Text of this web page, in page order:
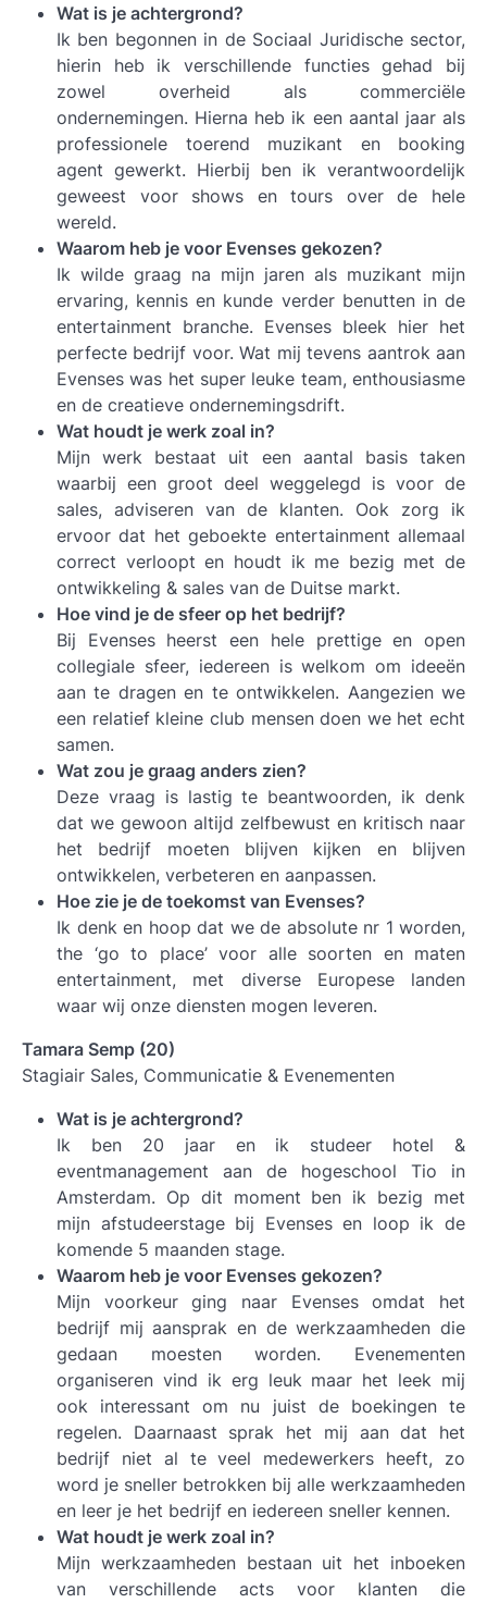
Wat is je achtergrond?
Ik ben begonnen in de Sociaal Juridische sector,
hierin heb ik verschillende functies gehad bij
zowel overheid als commerciële
ondernemingen. Hierna heb ik een aantal jaar als
professionele toerend muzikant en booking
agent gewerkt. Hierbij ben ik verantwoordelijk
geweest voor shows en tours over de hele
wereld.
Waarom heb je voor Evenses gekozen?
Ik wilde graag na mijn jaren als muzikant mijn
ervaring, kennis en kunde verder benutten in de
entertainment branche. Evenses bleek hier het
perfecte bedrijf voor. Wat mij tevens aantrok aan
Evenses was het super leuke team, enthousiasme
en de creatieve ondernemingsdrift.
Wat houdt je werk zoal in?
Mijn werk bestaat uit een aantal basis taken
waarbij een groot deel weggelegd is voor de
sales, adviseren van de klanten. Ook zorg ik
ervoor dat het geboekte entertainment allemaal
correct verloopt en houdt ik me bezig met de
ontwikkeling & sales van de Duitse markt.
Hoe vind je de sfeer op het bedrijf?
Bij Evenses heerst een hele prettige en open
collegiale sfeer, iedereen is welkom om ideeën
aan te dragen en te ontwikkelen. Aangezien we
een relatief kleine club mensen doen we het echt
samen.
Wat zou je graag anders zien?
Deze vraag is lastig te beantwoorden, ik denk
dat we gewoon altijd zelfbewust en kritisch naar
het bedrijf moeten blijven kijken en blijven
ontwikkelen, verbeteren en aanpassen.
Hoe zie je de toekomst van Evenses?
Ik denk en hoop dat we de absolute nr 1 worden,
the ‘go to place’ voor alle soorten en maten
entertainment, met diverse Europese landen
waar wij onze diensten mogen leveren.
Tamara Semp (20)
Stagiair Sales, Communicatie & Evenementen
Wat is je achtergrond?
Ik ben 20 jaar en ik studeer hotel &
eventmanagement aan de hogeschool Tio in
Amsterdam. Op dit moment ben ik bezig met
mijn afstudeerstage bij Evenses en loop ik de
komende 5 maanden stage.
Waarom heb je voor Evenses gekozen?
Mijn voorkeur ging naar Evenses omdat het
bedrijf mij aansprak en de werkzaamheden die
gedaan moesten worden. Evenementen
organiseren vind ik erg leuk maar het leek mij
ook interessant om nu juist de boekingen te
regelen. Daarnaast sprak het mij aan dat het
bedrijf niet al te veel medewerkers heeft, zo
word je sneller betrokken bij alle werkzaamheden
en leer je het bedrijf en iedereen sneller kennen.
Wat houdt je werk zoal in?
Mijn werkzaamheden bestaan uit het inboeken
van verschillende acts voor klanten die